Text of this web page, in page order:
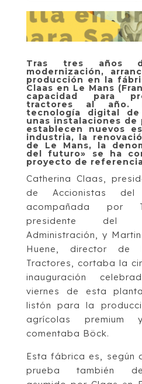
Tras tres años
modernización,
producción en la
Claas en Le Mans
capacidad para
tractores al año.
tecnología digital de
unas instalaciones de
establecen nuevos
industria, la
de Le Mans, la
del futuro» se ha
proyecto de
Catherina Claas,
de Accionistas del
acompañada por
presidente del
Administración, y
Huene, director de
Tractores, cortaba la
inauguración
viernes de esta
listón para la
agrícolas premium
comentaba Böck.
Esta fábrica es, según
prueba también